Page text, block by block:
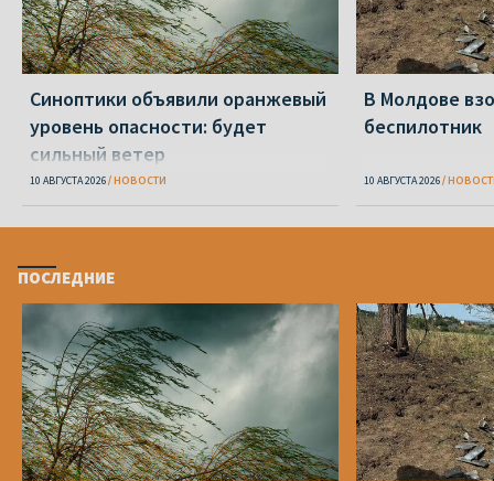
Синоптики объявили оранжевый
уровень опасности: будет
сильный ветер
10 АВГУСТА 2026 НОВОСТИ
В Молдове
беспилотник
10 АВГУСТА 2026
ПОСЛЕДНИЕ